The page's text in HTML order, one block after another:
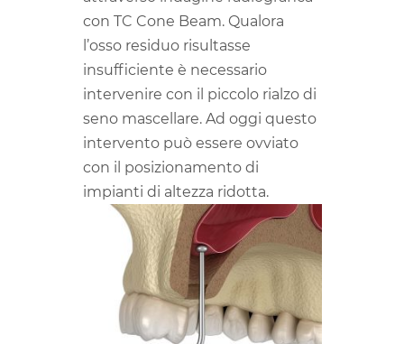
con TC Cone Beam. Qualora
l’osso residuo risultasse
insufficiente è necessario
intervenire con il piccolo rialzo di
seno mascellare. Ad oggi questo
intervento può essere ovviato
con il posizionamento di
impianti di altezza ridotta.